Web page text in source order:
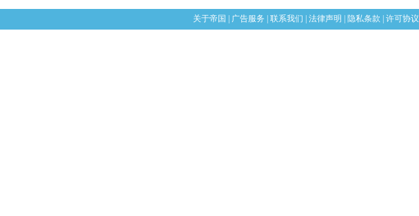
关于帝国 广告服务 联系我们 法律声明 隐私条款 许可协议